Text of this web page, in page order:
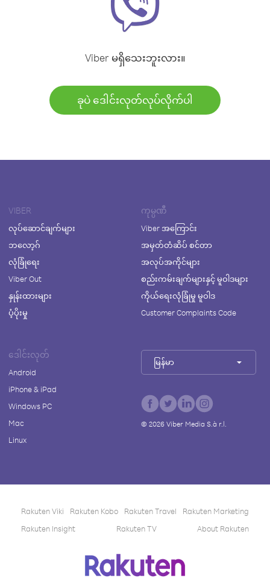
Viber မရှိသေးဘူးလား။
ခုပဲ ဒေါင်းလုတ်လုပ်လိုက်ပါ
VIBER
လုပ်ဆောင်ချက်များ
ဘလော့ဂ်
လုံခြုံရေး
Viber Out
နှုန်းထားများ
ပံ့ပိုးမှု
ကုမ္ပဏီ
Viber အကြောင်း
အမှတ်တံဆိပ် စင်တာ
အလုပ်အကိုင်များ
စည်းကမ်းချက်များနှင့် မူဝါဒများ
ကိုယ်ရေးလုံခြုံမှု မူဝါဒ
Customer Complaints Code
ဒေါင်းလုတ်
Android
iPhone & iPad
Windows PC
Mac
Linux
မြန်မာ
© 2026Viber Media S.à r.l.
Rakuten Viki Rakuten Kobo Rakuten Travel
Rakuten Marketing
Rakuten Insight
Rakuten TV About Rakuten